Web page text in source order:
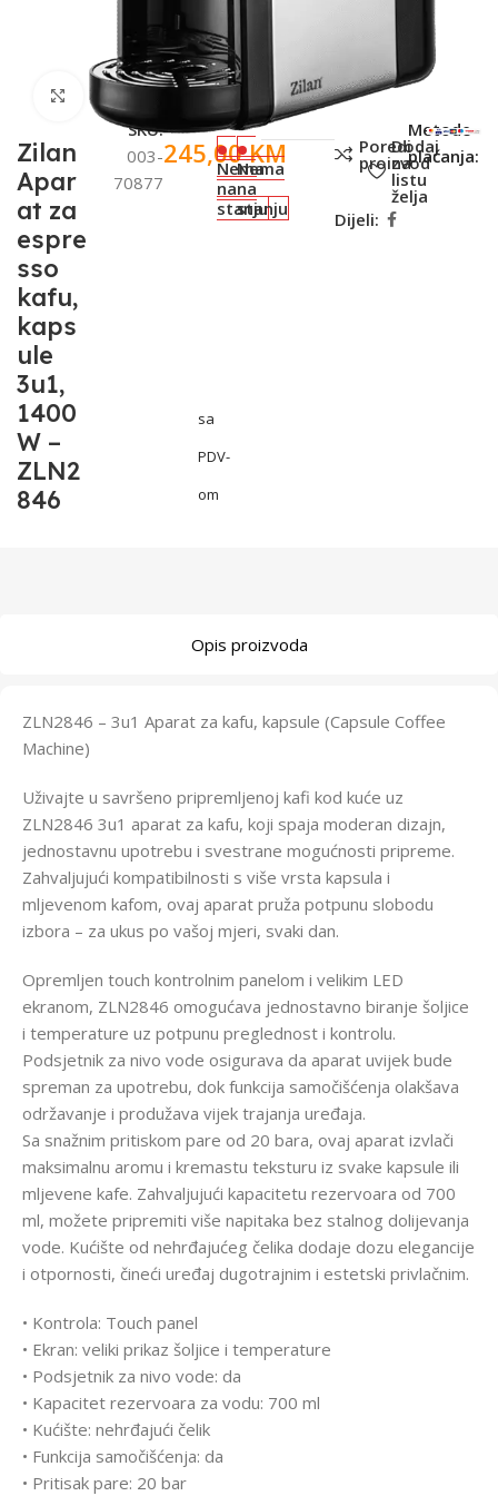
Click to enlarge
Zilan
Apar
at za
espre
sso
kafu,
kaps
ule
3u1,
1400
W –
ZLN2
846
SKU:
003-
70877
245,00KM
sa
PDV-
om
Nema
na
stanju
Nema
na
stanju
Poredi
proizvod
Dodaj
na
listu
želja
Dijeli:
Metode
plaćanja:
Opis proizvoda
ZLN2846 – 3u1 Aparat za kafu, kapsule (Capsule Coffee
Machine)
Uživajte u savršeno pripremljenoj kafi kod kuće uz
ZLN2846 3u1 aparat za kafu, koji spaja moderan dizajn,
jednostavnu upotrebu i svestrane mogućnosti pripreme.
Zahvaljujući kompatibilnosti s više vrsta kapsula i
mljevenom kafom, ovaj aparat pruža potpunu slobodu
izbora – za ukus po vašoj mjeri, svaki dan.
Opremljen touch kontrolnim panelom i velikim LED
ekranom, ZLN2846 omogućava jednostavno biranje šoljice
i temperature uz potpunu preglednost i kontrolu.
Podsjetnik za nivo vode osigurava da aparat uvijek bude
spreman za upotrebu, dok funkcija samočišćenja olakšava
održavanje i produžava vijek trajanja uređaja.
Sa snažnim pritiskom pare od 20 bara, ovaj aparat izvlači
maksimalnu aromu i kremastu teksturu iz svake kapsule ili
mljevene kafe. Zahvaljujući kapacitetu rezervoara od 700
ml, možete pripremiti više napitaka bez stalnog dolijevanja
vode. Kućište od nehrđajućeg čelika dodaje dozu elegancije
i otpornosti, čineći uređaj dugotrajnim i estetski privlačnim.
• Kontrola: Touch panel
• Ekran: veliki prikaz šoljice i temperature
• Podsjetnik za nivo vode: da
• Kapacitet rezervoara za vodu: 700 ml
• Kućište: nehrđajući čelik
• Funkcija samočišćenja: da
• Pritisak pare: 20 bar